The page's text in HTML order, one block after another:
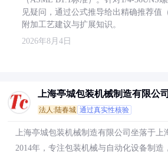
见疑问，通过公式推导给出精确推荐值
附加工艺建议与扩展知识。
2026年8月4日
上海亭城包装机械制造有限公司
法人:陆春城 通过真实性核验
上海亭城包装机械制造有限公司坐落于上
2014年，专注包装机械与自动化设备制造